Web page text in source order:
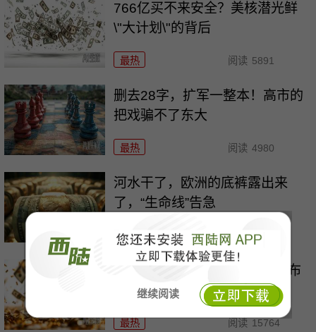
继续阅读
766亿买不来安全？美核潜光鲜
\"大计划\"的背后
最热 阅读 5891
删去28字，扩军一整本！高市的
把戏骗不了东大
最热 阅读 4980
河水干了，欧洲的底裤露出来
了，“生命线”告急
最热 阅读 10382
欧盟想关门，中国人就翻墙，布
鲁塞尔被逼到墙角
最热 阅读 15764